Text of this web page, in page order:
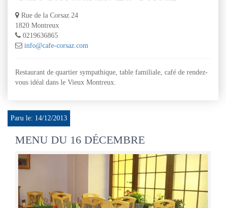
Rue de la Corsaz 24
1820 Montreux
0219636865
info@cafe-corsaz.com
Restaurant de quartier sympathique, table familiale, café de rendez-
vous idéal dans le Vieux Montreux.
Paru le: 14/12/2013
MENU DU 16 DÉCEMBRE